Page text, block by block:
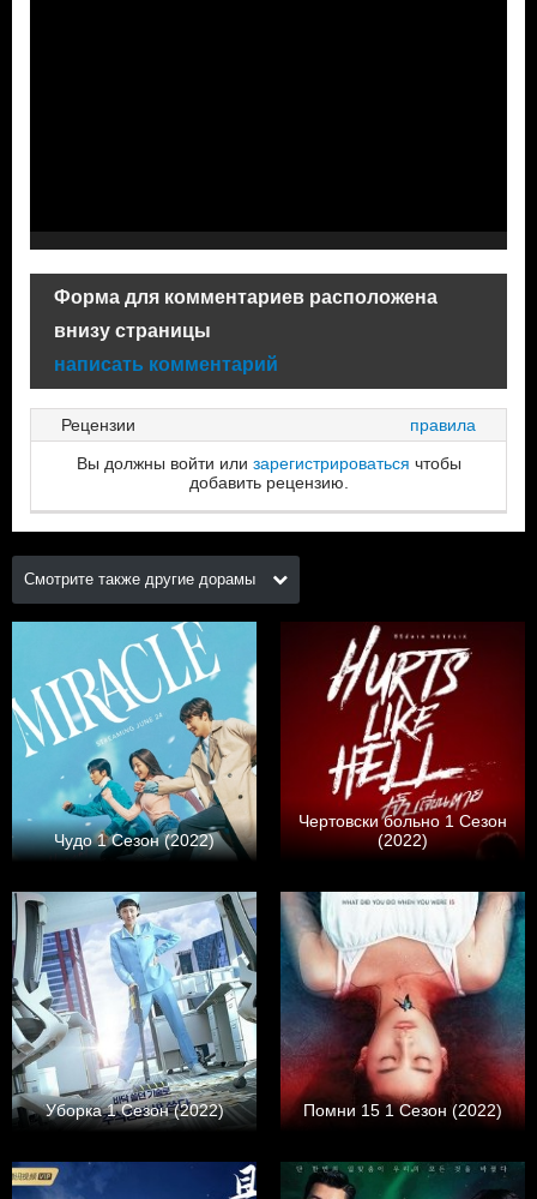
Форма для комментариев расположена
внизу страницы
написать комментарий
Рецензии
правила
Вы должны войти или зарегистрироваться чтобы
добавить рецензию.
Смотрите также другие дорамы
Чудо 1 Сезон (2022)
Чертовски больно 1 Сезон
(2022)
Уборка 1 Сезон (2022) Помни 15 1 Сезон (2022)